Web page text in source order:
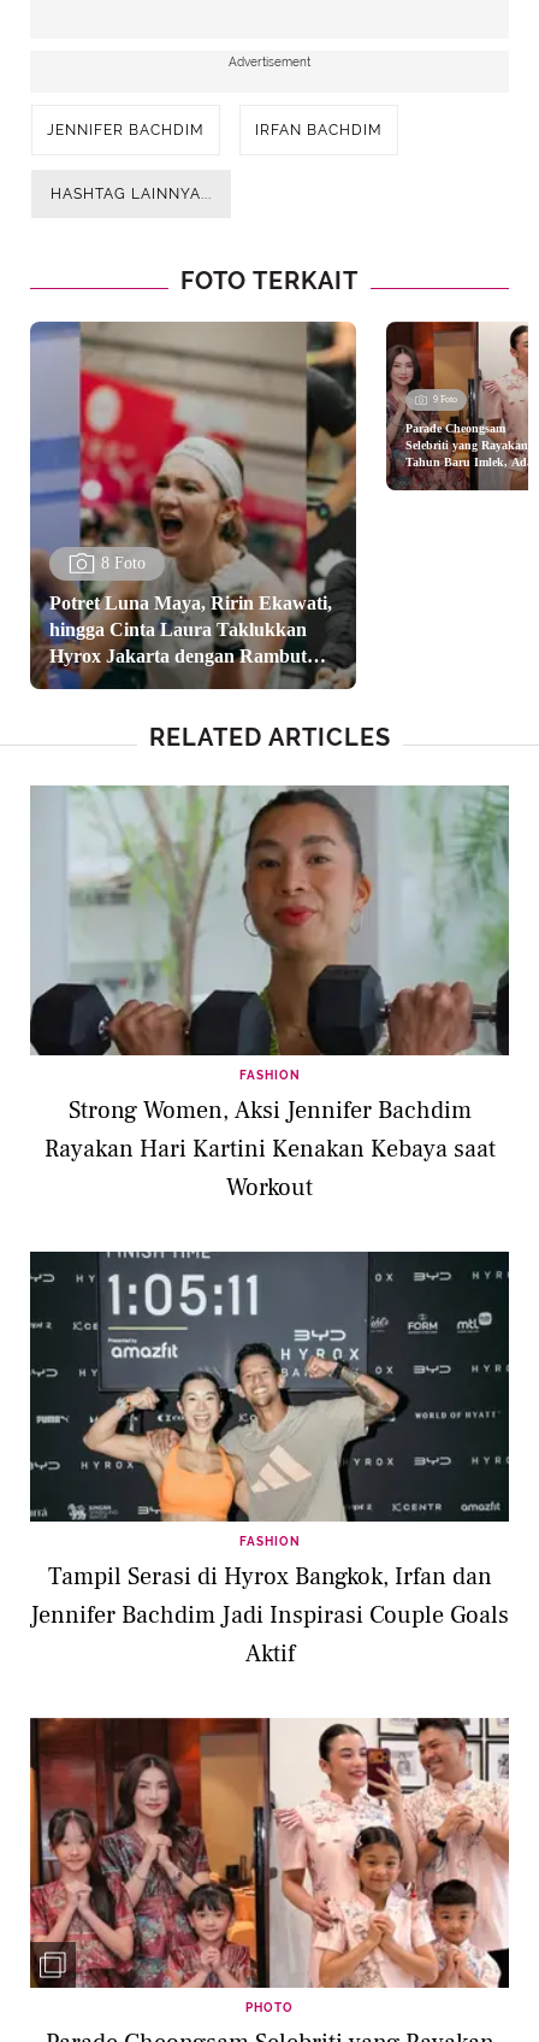
Advertisement
JENNIFER BACHDIM IRFAN BACHDIM
HASHTAG LAINNYA...
FOTO TERKAIT
8 Foto
Potret Luna Maya, Ririn Ekawati,
hingga Cinta Laura Taklukkan
Hyrox Jakarta dengan Rambut
Anti Gerah dan Modis
9 Foto
Parade Cheongsam
Selebriti yang Rayakan
Tahun Baru Imlek, Ada
Sarwendah hingga
RELATED ARTICLES
FASHION
Strong Women, Aksi Jennifer Bachdim
Rayakan Hari Kartini Kenakan Kebaya saat
Workout
FASHION
Tampil Serasi di Hyrox Bangkok, Irfan dan
Jennifer Bachdim Jadi Inspirasi Couple Goals
Aktif
PHOTO